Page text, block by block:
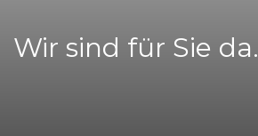
Wir sind für Sie da.